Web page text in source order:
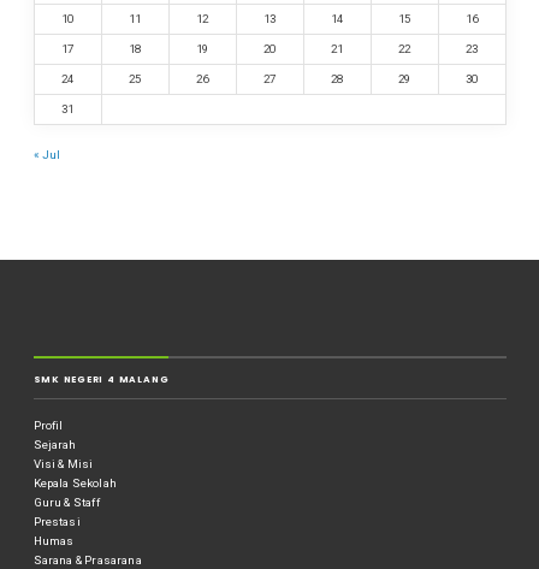
10 11 12 13 14 15 16
17 18 19 20 21 22 23
24 25 26 27 28 29 30
31
« Jul
SMK NEGERI 4 MALANG
Profil
Sejarah
Visi & Misi
Kepala Sekolah
Guru & Staff
Prestasi
Humas
Sarana & Prasarana